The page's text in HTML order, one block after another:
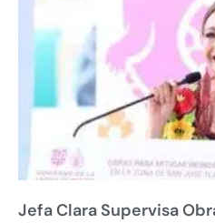
Jefa Clara Supervisa